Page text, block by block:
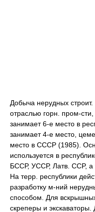
Добыча нерудных
отраслью горн. пром-
занимает 6-e место в
занимает 4-e место,
место в CCCP (1985).
используется в
БССР, УССР, Латв.
Ha терр. республики
разработку м-ний
способом. Для
скреперы и экскаваторы.